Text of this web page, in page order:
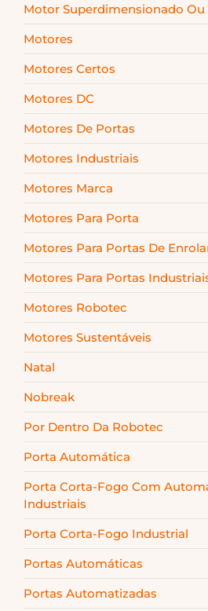
Motor Superdimensionado
Motores
Motores Certos
Motores DC
Motores De Portas
Motores Industriais
Motores Marca
Motores Para Porta
Motores Para Portas De
Motores Para Portas
Motores Robotec
Motores Sustentáveis
Natal
Nobreak
Por Dentro Da Robotec
Porta Automática
Porta Corta-Fogo Com
Industriais
Porta Corta-Fogo Industrial
Portas Automáticas
Portas Automatizadas